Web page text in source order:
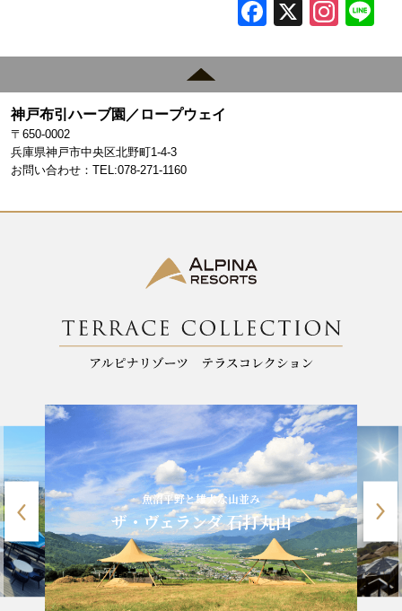
F
e
k
X In
gr
神戸布引ハーブ園／ロープウェイ
〒650-0002
兵庫県神戸市中央区北野町1-4-3
お問い合わせ：TEL:078-271-1160
魚沼平野と雄大な山並み
ザ・ヴェランダ 石打丸山